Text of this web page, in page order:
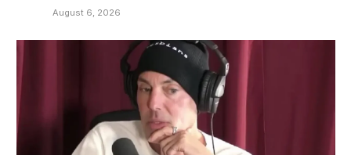
August 6, 2026